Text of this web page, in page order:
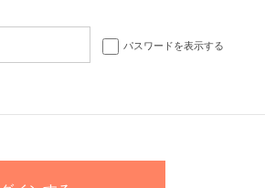
パスワードを表示する